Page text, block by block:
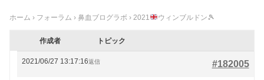
ホーム › フォーラム › 鼻血ブログラボ › 2021 ウィンブルドン🎾
作成者 トピック
2021/06/27 13:17:16 #182005
返信